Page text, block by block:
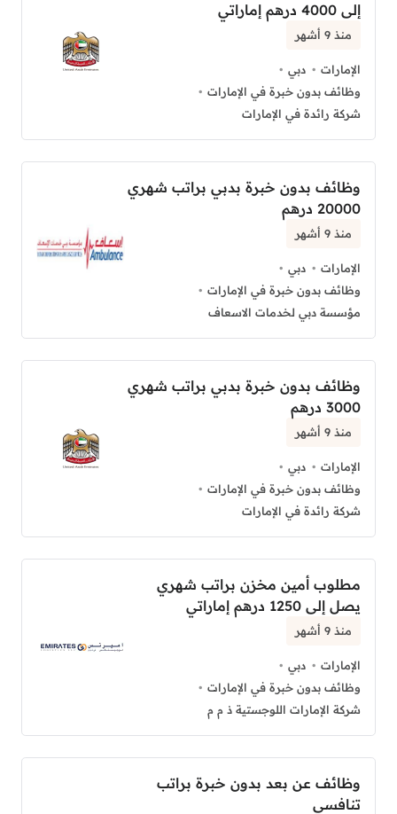
إلى 4000 درهم إماراتي
منذ 9 أشهر
الإمارات
دبي
وظائف بدون خبرة في الإمارات
شركة رائدة في الإمارات
وظائف بدون خبرة بدبي براتب شهري
20000 درهم
منذ 9 أشهر
الإمارات
دبي
وظائف بدون خبرة في الإمارات
مؤسسة دبي لخدمات الاسعاف
وظائف بدون خبرة بدبي براتب شهري
3000 درهم
منذ 9 أشهر
الإمارات
دبي
وظائف بدون خبرة في الإمارات
شركة رائدة في الإمارات
مطلوب أمين مخزن براتب شهري
يصل إلى 1250 درهم إماراتي
منذ 9 أشهر
الإمارات
دبي
وظائف بدون خبرة في الإمارات
شركة الإمارات اللوجستية ذ م م
وظائف عن بعد بدون خبرة براتب
تنافسي